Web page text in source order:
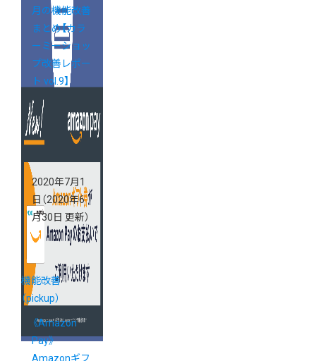
月の機能改善
まとめ【カラ
ーミーショッ
プ改善レポー
ト vol.9】
2020年7月1
日 （2020年6
月30日 更新）
機能改善
（pickup）
《Amazon
Pay》
Amazonギフ